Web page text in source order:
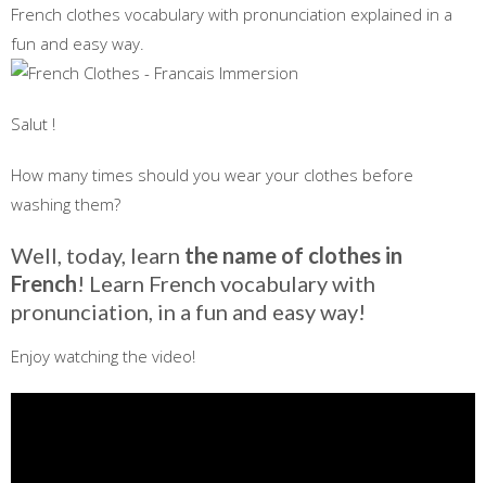
French clothes vocabulary with pronunciation explained in a
fun and easy way.
Salut !
How many times should you wear your clothes before
washing them?
Well, today, learn the name of clothes in
French! Learn French vocabulary with
pronunciation, in a fun and easy way!
Enjoy watching the video!